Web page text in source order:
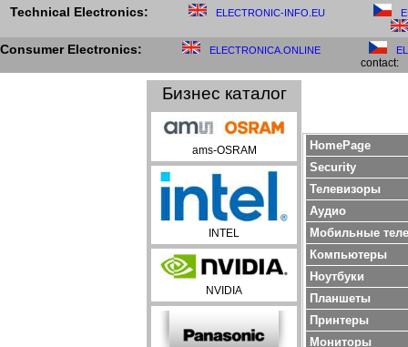
Technical Electronics: ELECTRONIC-INFO.EU
Consumer Electronics: ELECTRONICA.ONLINE
contact:
Бизнес каталог
ams-OSRAM
INTEL
NVIDIA
HomePage
Security
Телевизоры
Aудио
Мобильные
Компьютеры
Ноутбуки
Планшеты
Принтеры
Мониторы